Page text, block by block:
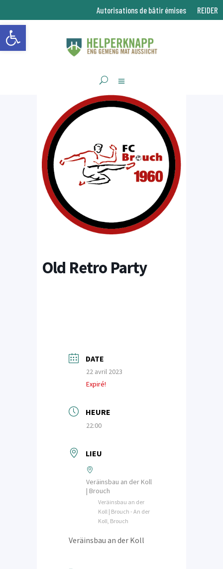
Ouvrir la barre d’outils
Autorisations de bâtir émises REIDER
Old Retro Party
DATE
22 avril 2023
Expiré!
HEURE
22:00
LIEU
Veräinsbau an der Koll
| Brouch
Veräinsbau an der
Koll | Brouch - An der
Koll, Brouch
Veräinsbau an der Koll